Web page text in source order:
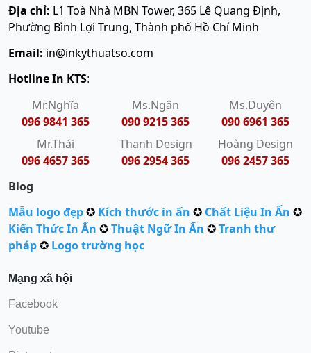
Địa chỉ: L1 Toà Nhà MBN Tower, 365 Lê Quang Định,
Phường Bình Lợi Trung, Thành phố Hồ Chí Minh
Email: in@inkythuatso.com
Hotline In KTS:
Mr.Nghĩa
096 9841 365
Ms.Ngân
090 9215 365
Ms.Duyên
090 6961 365
Mr.Thái
096 4657 365
Thanh Design
096 2954 365
Hoàng Design
096 2457 365
Blog
Mẫu logo đẹp✪ Kích thước in ấn ✪ Chất Liệu In Ấn ✪
Kiến Thức In Ấn ✪Thuật Ngữ In Ấn ✪Tranh thư
pháp✪ Logo trường học
Mạng xã hội
Facebook
Youtube